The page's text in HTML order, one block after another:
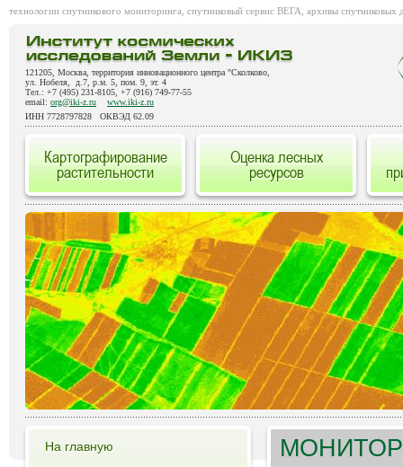
технологии спутникового мониторинга, спутниковый сервис ВЕГА, архивы спутниковых
121205, Москва, территория инновационного центра "Сколково,
ул. Нобеля, д.7, р.м. 5, пом. 9, эт. 4
Тел.: +7 (495) 231-8105, +7 (916) 749-77-55
email: org@iki-z.ru
www.iki-z.ru
ИНН 7728797828 ОКВЭД 62.09
Картографирование
растительности
Оценка лесных
ресурсов
На главную